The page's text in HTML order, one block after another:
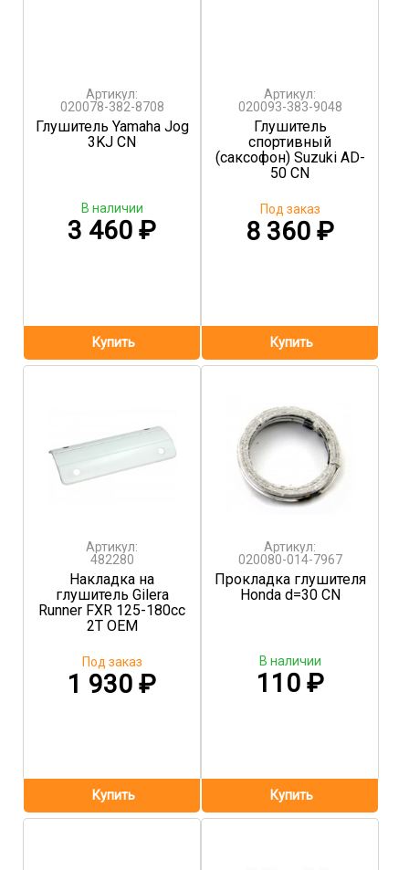
Артикул:
020078-382-8708
Глушитель Yamaha Jog
3KJ CN
3 460 ₽
В наличии
Артикул:
020093-383-9048
Глушитель
спортивный
(саксофон) Suzuki AD-
50 CN
8 360₽
Под заказ
Артикул:
482280
Накладка на
глушитель Gilera
Runner FXR 125-180cc
2T OEM
1 930 ₽
Под заказ
Артикул:
020080-014-7967
Прокладка глушителя
Honda d=30 CN
110 ₽
В наличии